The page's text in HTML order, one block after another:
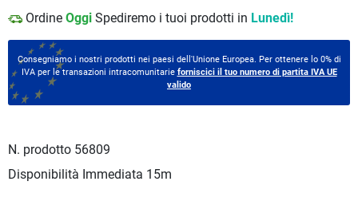
Ordine Oggi Spediremo i tuoi prodotti in Lunedì!
Consegniamo i nostri prodotti nei paesi dell'Unione Europea. Per ottenere lo 0% di
IVA per le transazioni intracomunitarie forniscici il tuo numero di partita IVA UE
valido
N. prodotto 56809
Disponibilità Immediata 15m